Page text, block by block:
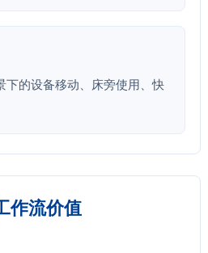
下的设备移动、床旁使用、快
作流价值